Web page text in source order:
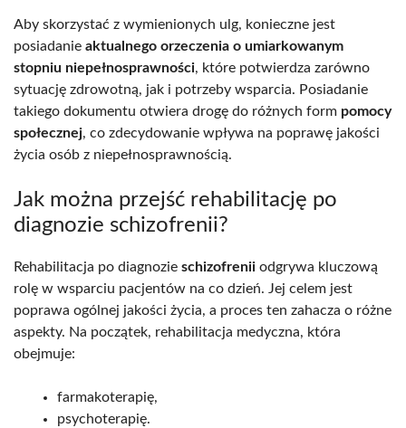
Aby skorzystać z wymienionych ulg, konieczne jest
posiadanie aktualnego orzeczenia o umiarkowanym
stopniu niepełnosprawności, które potwierdza zarówno
sytuację zdrowotną, jak i potrzeby wsparcia. Posiadanie
takiego dokumentu otwiera drogę do różnych form pomocy
społecznej, co zdecydowanie wpływa na poprawę jakości
życia osób z niepełnosprawnością.
Jak można przejść rehabilitację po
diagnozie schizofrenii?
Rehabilitacja po diagnozie schizofrenii odgrywa kluczową
rolę w wsparciu pacjentów na co dzień. Jej celem jest
poprawa ogólnej jakości życia, a proces ten zahacza o różne
aspekty. Na początek, rehabilitacja medyczna, która
obejmuje:
farmakoterapię,
psychoterapię.